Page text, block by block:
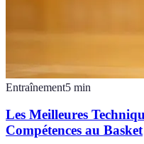
Entraînement5 min
Les Meilleures
Compétences au Basket